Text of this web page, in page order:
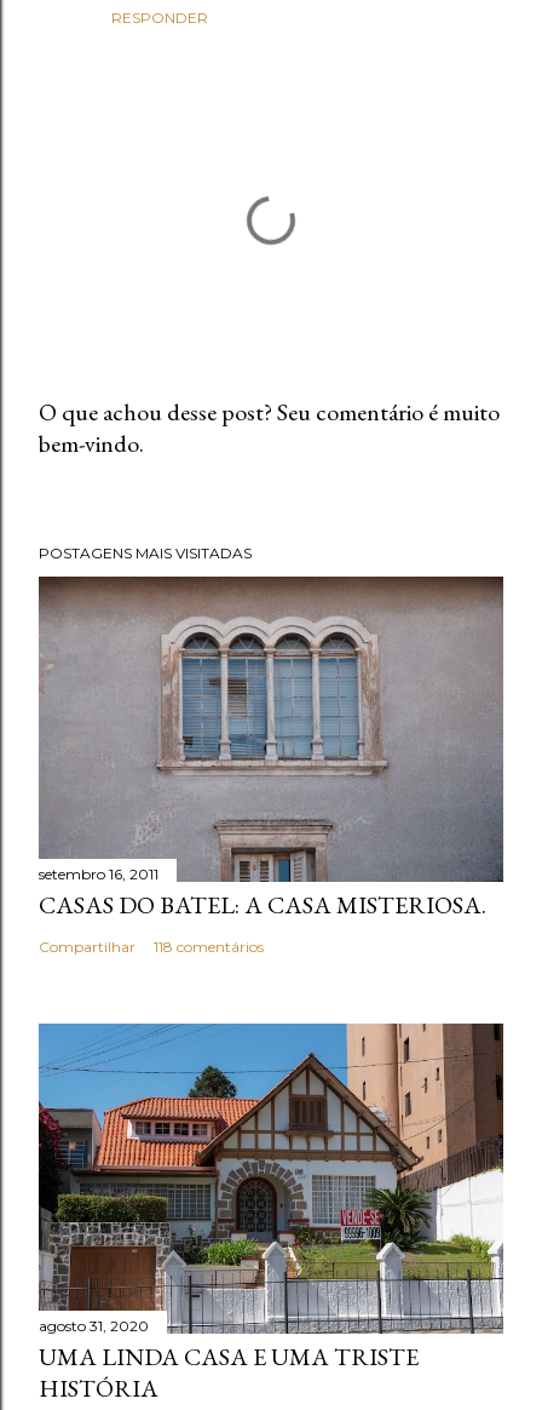
RESPONDER
P
a
r
u
m
c
t
á
r
i
O que achou desse post? Seu comentário é muito
bem-vindo.
POSTAGENS MAIS VISITADAS
setembro 16, 2011
CASAS DO BATEL: A CASA MISTERIOSA.
Compartilhar 118 comentários
agosto 31, 2020
UMA LINDA CASA E UMA TRISTE
HISTÓRIA